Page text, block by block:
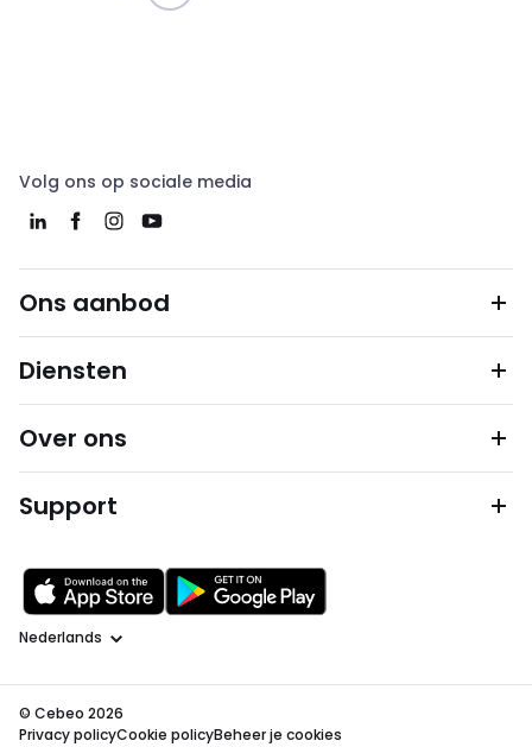
Volg ons op sociale media
Ons aanbod
Diensten
Over ons
Support
Taal
© Cebeo 2026
Privacy policyCookie policyBeheer je cookies